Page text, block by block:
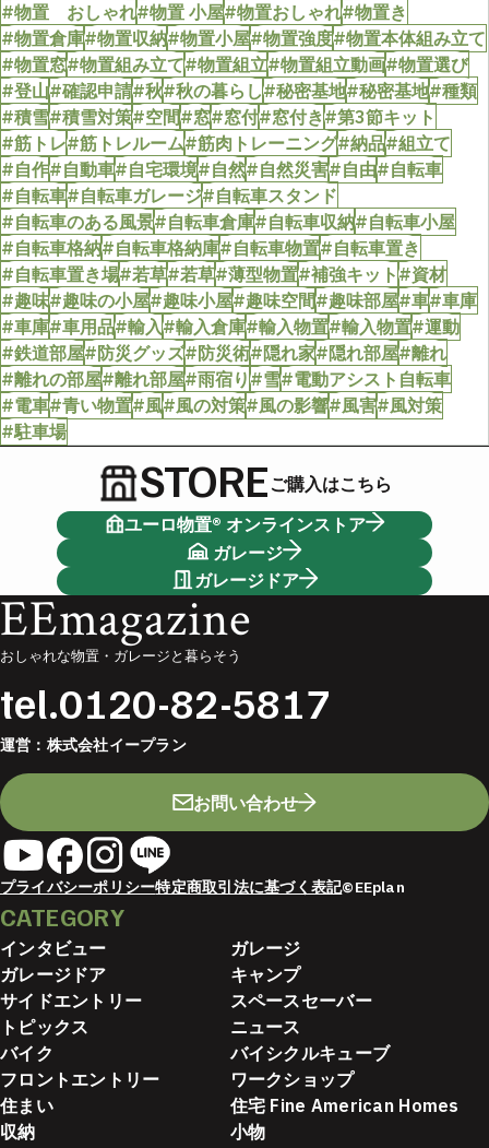
#物置 おしゃれ#物置 小屋#物置おしゃれ#物置き
#物置倉庫#物置収納#物置小屋#物置強度#物置本体組み立て
#物置窓#物置組み立て#物置組立#物置組立動画#物置選び
#登山#確認申請#秋#秋の暮らし#秘密基地#秘密基地#種類
#積雪#積雪対策#空間#窓#窓付#窓付き#第3節キット
#筋トレ#筋トレルーム#筋肉トレーニング#納品#組立て
#自作#自動車#自宅環境#自然#自然災害#自由#自転車
#自転車#自転車ガレージ#自転車スタンド
#自転車のある風景#自転車倉庫#自転車収納#自転車小屋
#自転車格納#自転車格納庫#自転車物置#自転車置き
#自転車置き場#若草#若草#薄型物置#補強キット#資材
#趣味#趣味の小屋#趣味小屋#趣味空間#趣味部屋#車#車庫
#車庫#車用品#輸入#輸入倉庫#輸入物置#輸入物置#運動
#鉄道部屋#防災グッズ#防災術#隠れ家#隠れ部屋#離れ
#離れの部屋#離れ部屋#雨宿り#雪#電動アシスト自転車
#電車#青い物置#風#風の対策#風の影響#風害#風対策
#駐車場
STOREご購入はこちら
ユーロ物置® オンラインストア
ガレージ
ガレージドア
EEmagazine
おしゃれな物置・ガレージと暮らそう
tel.0120-82-5817
運営： 株式会社イープラン
お問い合わせ
プライバシーポリシー特定商取引法に基づく表記©EEplan
CATEGORY
インタビュー
ガレージ
ガレージドア
キャンプ
サイドエントリー
スペースセーバー
トピックス
ニュース
バイク
バイシクルキューブ
フロントエントリー
ワークショップ
住まい
住宅 Fine American Homes
収納
小物